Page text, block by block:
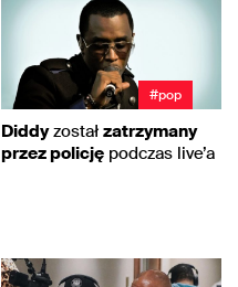
#pop
Diddyzostał zatrzymany
przez policję podczas live’a